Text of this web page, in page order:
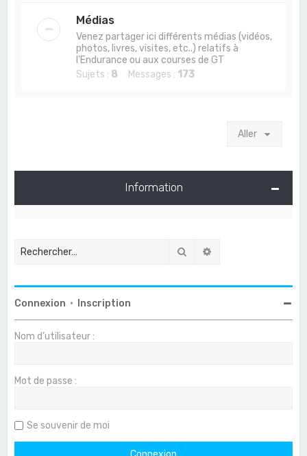
Médias
Venez partager ici différents médias (vidéos,
photos, livres, visites, etc..) relatifs à
l'Endurance ou aux courses de GT
Sujets : 8 Messages : 173
Aller
Information
Rechercher
Connexion • Inscription
Nom d’utilisateur :
Mot de passe :
Se souvenir de moi